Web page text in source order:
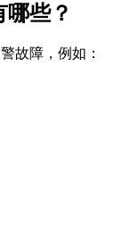
些？
故障，例如：